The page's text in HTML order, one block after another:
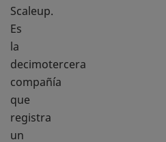
Scaleup.
Es
la
decimotercera
compañía
que
registra
un